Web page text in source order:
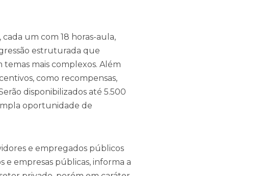
um com 18 horas-aula,
estruturada que
mais complexos. Além
como recompensas,
disponibilizados até 5.500
oportunidade de
e empregados públicos
e empresas públicas, informa a